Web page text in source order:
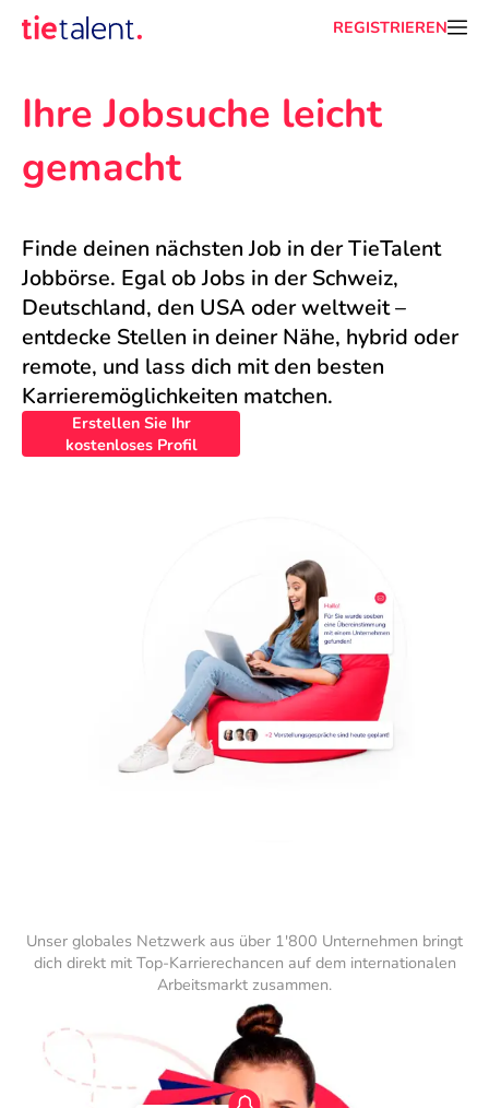
REGISTRIEREN
Ihre Jobsuche leicht
gemacht
Finde deinen nächsten Job in der TieTalent
Jobbörse. Egal ob Jobs in der Schweiz,
Deutschland, den USA oder weltweit –
entdecke Stellen in deiner Nähe, hybrid oder
remote, und lass dich mit den besten
Karrieremöglichkeiten matchen.
Erstellen Sie Ihr
kostenloses Profil
Unser globales Netzwerk aus über 1'800 Unternehmen bringt
dich direkt mit Top-Karrierechancen auf dem internationalen
Arbeitsmarkt zusammen.